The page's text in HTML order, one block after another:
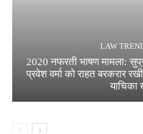
LAW
2020 नफरती भाषण मामला:
प्रवेश वर्मा को राहत बरकरार
याचिका